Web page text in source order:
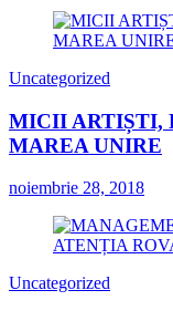
Uncategorized
MICII ARTIȘTI,
MAREA UNIRE
noiembrie 28, 2018
Uncategorized